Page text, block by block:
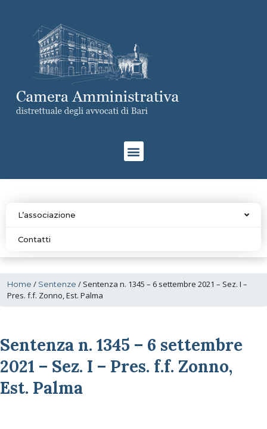
L’associazione
Contatti
Home / Sentenze / Sentenza n. 1345 – 6 settembre 2021 – Sez. I –
Pres. f.f. Zonno, Est. Palma
Sentenza n. 1345 – 6 settembre
2021 – Sez. I – Pres. f.f. Zonno,
Est. Palma